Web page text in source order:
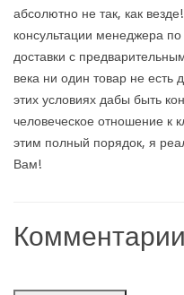
абсолютно не так, как
консультации менеджера
доставки с
века ни один товар не есть
этих условиях дабы быть
человеческое отношение к
этим полный порядок, я
Вам!